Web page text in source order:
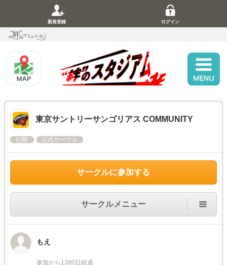
新規登録 ログイン
東京サントリーサンゴリアス COMMUNITY
公開 公式サークル
サークルに参加する
サークルメニュー
もえ
参加から1380日経過